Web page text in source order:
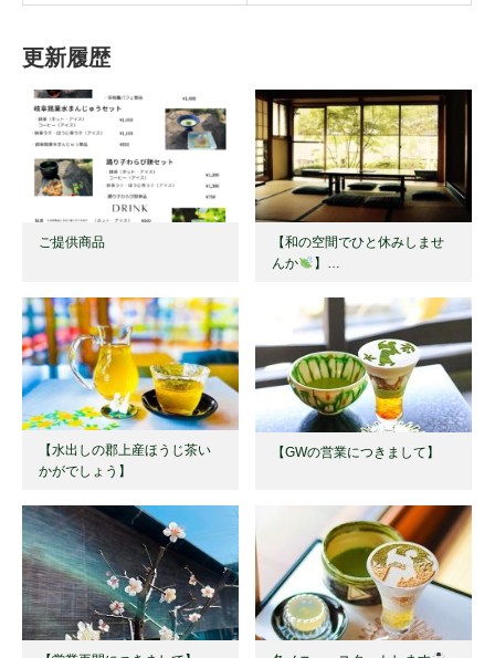
更新履歴
ご提供商品
【和の空間でひと休みしませ
んか
】…
【水出しの郡上産ほうじ茶い
かがでしょう】
【GWの営業につきまして】